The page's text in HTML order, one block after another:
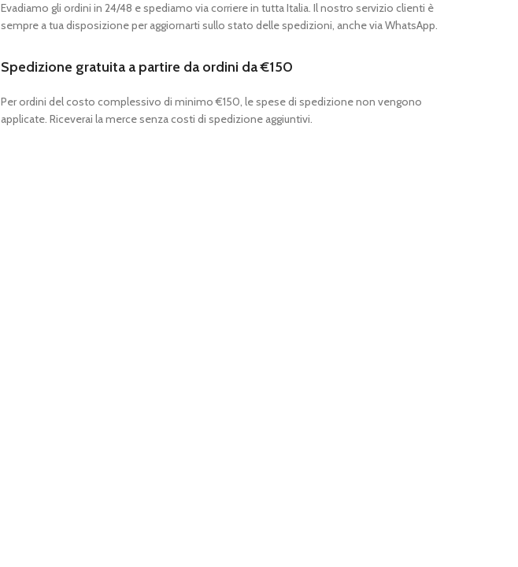
Evadiamo gli ordini in 24/48 e spediamo via corriere in tutta Italia. Il nostro servizio clienti è
sempre a tua disposizione per aggiornarti sullo stato delle spedizioni, anche via WhatsApp.
Spedizione gratuita a partire da ordini da €150
Per ordini del costo complessivo di minimo €150, le spese di spedizione non vengono
applicate. Riceverai la merce senza costi di spedizione aggiuntivi.